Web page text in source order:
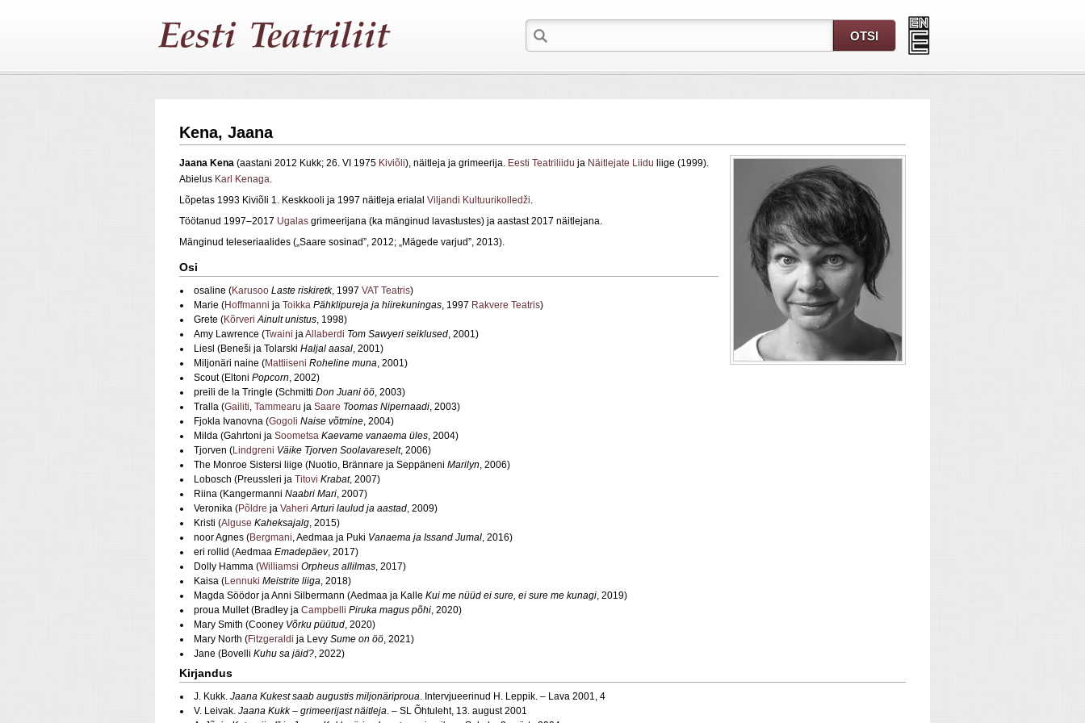
Kena, Jaana
Jaana Kena (aastani 2012 Kukk; 26. VI 1975 Kiviõli), näitleja ja grimeerija. Eesti Teatriliidu ja Näitlejate Liidu liige (1999).
Abielus Karl Kenaga.
Lõpetas 1993 Kiviõli 1. Keskkooli ja 1997 näitleja erialal Viljandi Kultuurikolledži.
Töötanud 1997–2017 Ugalas grimeerijana (ka mänginud lavastustes) ja aastast 2017 näitlejana.
Mänginud teleseriaalides („Saare sosinad”, 2012; „Mägede varjud”, 2013).
Osi
osaline (Karusoo Laste riskiretk, 1997 VAT Teatris)
Marie (Hoffmanni ja Toikka Pähklipureja ja hiirekuningas, 1997 Rakvere Teatris)
Grete (Kõrveri Ainult unistus, 1998)
Amy Lawrence (Twaini jaAllaberdi Tom Sawyeri seiklused, 2001)
Liesl (Beneši ja Tolarski Haljal aasal, 2001)
Miljonäri naine (Mattiiseni Roheline muna, 2001)
Scout (Eltoni Popcorn, 2002)
preili de la Tringle (Schmitti Don Juani öö, 2003)
Tralla (Gailiti, Tammearu ja Saare Toomas Nipernaadi, 2003)
Fjokla Ivanovna (Gogoli Naise võtmine, 2004)
Milda (Gahrtoni ja Soometsa Kaevame vanaema üles, 2004)
Tjorven (Lindgreni Väike Tjorven Soolavareselt, 2006)
The Monroe Sistersi liige (Nuotio, Brännare ja Seppäneni Marilyn, 2006)
Lobosch (Preussleri ja Titovi Krabat, 2007)
Riina (Kangermanni Naabri Mari, 2007)
Veronika (Põldre ja Vaheri Arturi laulud ja aastad, 2009)
Kristi (Alguse Kaheksajalg, 2015)
noor Agnes (Bergmani, Aedmaa ja Puki Vanaema ja Issand Jumal, 2016)
eri rollid (Aedmaa Emadepäev, 2017)
Dolly Hamma (Williamsi Orpheus allilmas, 2017)
Kaisa (Lennuki Meistrite liiga, 2018)
Magda Söödor ja Anni Silbermann (Aedmaa ja Kalle Kui me nüüd ei sure, ei sure me kunagi, 2019)
proua Mullet (Bradley ja Campbelli Piruka magus põhi, 2020)
Mary Smith (Cooney Võrku püütud, 2020)
Mary North (Fitzgeraldi ja Levy Sume on öö, 2021)
Jane (Bovelli Kuhu sa jäid?, 2022)
Kirjandus
J. Kukk. Jaana Kukest saab augustis miljonäriproua. Intervjueerinud H. Leppik. – Lava 2001, 4
V. Leivak. Jaana Kukk – grimeerijast näitleja. – SL Õhtuleht, 13. august 2001